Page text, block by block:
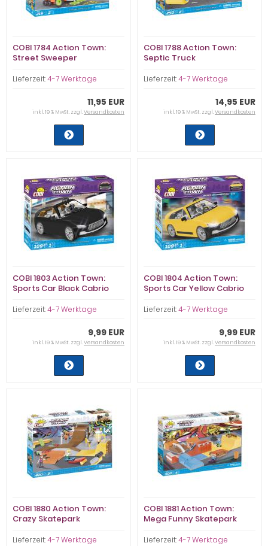
COBI 1784 Action Town:
Street Sweeper
Lieferzeit:4-7 Werktage
11,95 EUR
inkl. 19 % MwSt. zzgl.Versandkosten
COBI 1788 Action Town:
Septic Truck
Lieferzeit:4-7 Werktage
14,95 EUR
inkl. 19 % MwSt. zzgl.Versandkosten
COBI 1803 Action Town:
Sports Car Black Cabrio
Lieferzeit:4-7 Werktage
9,99 EUR
inkl. 19 % MwSt. zzgl.Versandkosten
COBI 1804 Action Town:
Sports Car Yellow Cabrio
Lieferzeit:4-7 Werktage
9,99 EUR
inkl. 19 % MwSt. zzgl.Versandkosten
COBI 1880 Action Town:
Crazy Skatepark
Lieferzeit:4-7 Werktage
COBI 1881 Action Town:
Mega Funny Skatepark
Lieferzeit:4-7 Werktage